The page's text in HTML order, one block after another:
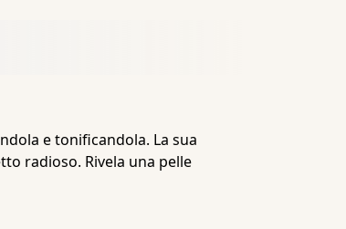
e tonificandola. La sua
radioso. Rivela una pelle